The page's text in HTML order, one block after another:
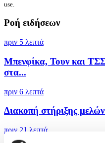
use.
Ροή ειδήσεων
πριν 5 λεπτά
Μπενφίκα, Τουν και
στα...
πριν 6 λεπτά
Διακοπή στήριξης
πριν 21 λεπτά